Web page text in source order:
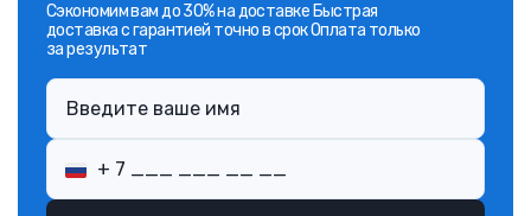
Сэкономим вам до 30% на доставке Быстрая
доставка с гарантией точно в срок Оплата только
за результат